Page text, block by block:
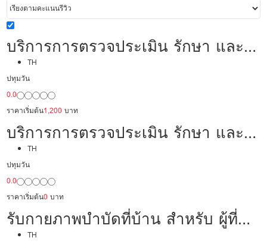
บริการการตรวจประเมิน รักษา และ
ฟื้นฟูด้วยวิธีการทางกายภาพบำบัด
TH
ปทุมวัน
0.0
ราคาเริ่มต้น1,200 บาท
บริการการตรวจประเมิน รักษา และ
ฟื้นฟูด้วยวิธีการทางกายภาพบำบัด
TH
ปทุมวัน
0.0
ราคาเริ่มต้น0 บาท
รับกายภาพบำบัดที่บ้าน สำหรับ ผู้ที่
TH